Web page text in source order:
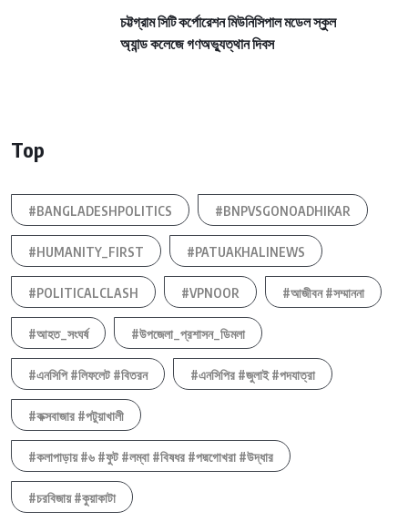
চট্টগ্রাম সিটি কর্পোরেশন মিউনিসিপাল মডেল স্কুল
অ্যান্ড কলেজে গণঅভ্যুত্থান দিবস
Top
#BANGLADESHPOLITICS #BNPVSGONOADHIKAR
#HUMANITY_FIRST #PATUAKHALINEWS
#POLITICALCLASH #VPNOOR #আজীবন #সম্মাননা
#আহত_সংঘর্ষ #উপজেলা_প্রশাসন_ডিমলা
#এনসিপি #লিফলেট #বিতরন #এনসিপির #জুলাই #পদযাত্রা
#কক্সবাজার #পটুয়াখালী
#কলাপাড়ায় #৬ #ফুট #লম্বা #বিষধর #পদ্মগোখরা #উদ্ধার
#চরবিজায় #কুয়াকাটা